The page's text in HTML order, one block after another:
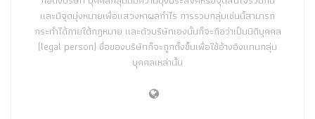
และมีจุดมุ่งหมายเพื่อแสวงหาผลกำไร การรวมกลุ่มเช่นนี้สามารถ
กระทำได้ภายใต้กฎหมาย และตัวบริษัทเองนั้นก็จะถือว่าเป็นนิติบุคคล
(legal person) ชื่อของบริษัทก็จะถูกตั้งขึ้นเพื่อใช้อ้างอิงแทนกลุ่ม
บุคคลเหล่านั้น